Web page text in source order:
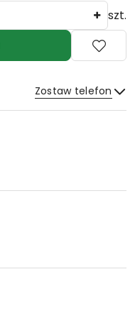
szt.
Zostaw telefon